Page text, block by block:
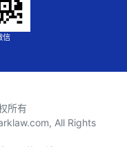
信
所有
All Rights